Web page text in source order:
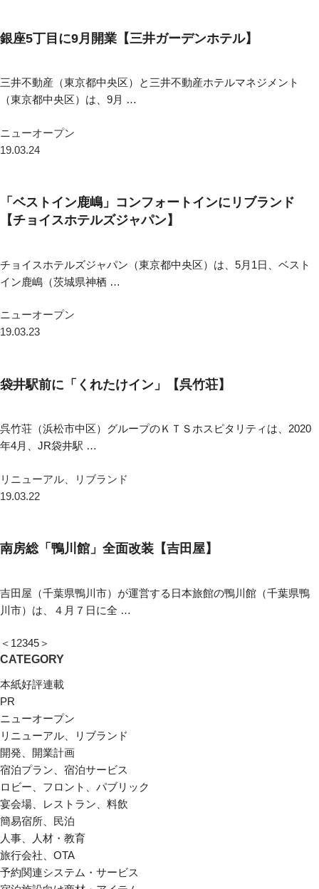
銀座5丁目に9月開業【三井ガーデンホテル】
三井不動産（東京都中央区）と三井不動産ホテルマネジメント
（東京都中央区）は、9月 …
ニューオープン
19.03.24
「ベストイン鹿嶋」コンフォートインにリブランド
【チョイスホテルズジャパン】
チョイスホテルズジャパン（東京都中央区）は、5月1日、ベスト
イン鹿嶋（茨城県神栖 …
ニューオープン
19.03.23
袋井駅前に「くれたけイン」【呉竹荘】
呉竹荘（浜松市中区）グループのＫＴＳホスピタリティは、2020
年4月、JR袋井駅 …
リニューアル、リブランド
19.03.22
南房総「鴨川館」全面改装【吉田屋】
吉田屋（千葉県鴨川市）が運営する日本旅館の鴨川館（千葉県鴨
川市）は、４月７日に全 …
＜ 12345＞
CATEGORY
本紙好評連載
PR
ニューオープン
リニューアル、リブランド
開発、開業計画
宿泊プラン、宿泊サービス
ロビー、フロント、パブリック
宴会場、レストラン、料飲
簡易宿所、民泊
人事、人材・教育
旅行会社、OTA
予約関連システム・サービス